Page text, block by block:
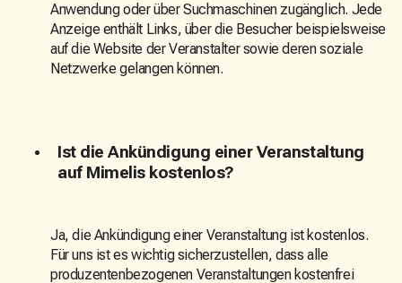
Anwendung oder über Suchmaschinen zugänglich. Jede
Anzeige enthält Links, über die Besucher beispielsweise
auf die Website der Veranstalter sowie deren soziale
Netzwerke gelangen können.
Ist die Ankündigung einer Veranstaltung
auf Mimelis kostenlos?
Ja, die Ankündigung einer Veranstaltung ist kostenlos.
Für uns ist es wichtig sicherzustellen, dass alle
produzentenbezogenen Veranstaltungen kostenfrei